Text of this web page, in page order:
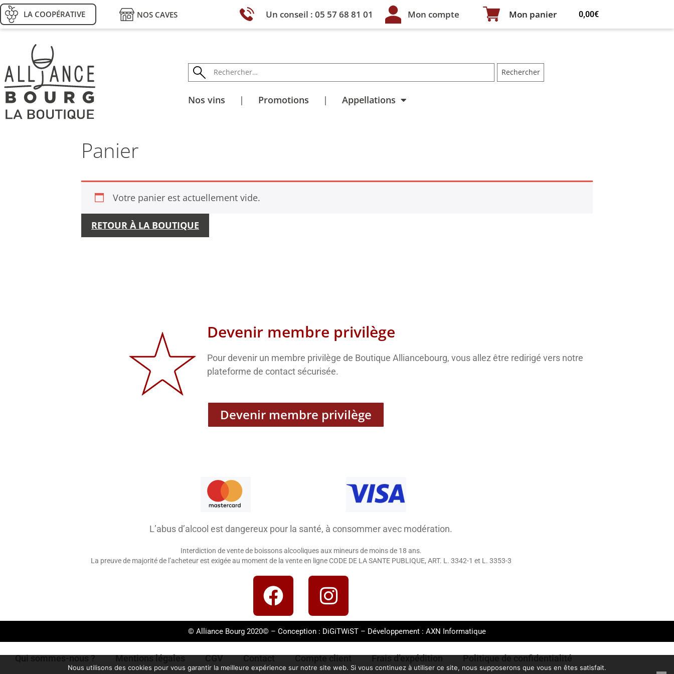
LA COOPÉRATIVE NOS CAVES Un conseil : 05 57 68 81 01 Mon compte Mon panier 0,00€
Nos vins Promotions Appellations
Panier
Votre panier est actuellement vide.
RETOUR À LA BOUTIQUE
Devenir membre privilège
Pour devenir un membre privilège de Boutique Alliancebourg, vous allez être redirigé vers notre
plateforme de contact sécurisée.
Devenir membre privilège
L’abus d’alcool est dangereux pour la santé, à consommer avec modération.
Interdiction de vente de boissons alcooliques aux mineurs de moins de 18 ans.
La preuve de majorité de l’acheteur est exigée au moment de la vente en ligne CODE DE LA SANTE PUBLIQUE, ART. L. 3342-1 et L. 3353-3
© Alliance Bourg 2020© – Conception : DiGiTWiST – Développement : AXN Informatique
Qui sommes-nous ? Mentions légales CGV Contact Compte client Frais d’expédition Politique de confidentialité
Nous utilisons des cookies pour vous garantir la meilleure expérience sur notre site web. Si vous continuez à utiliser ce site, nous supposerons que vous en êtes satisfait.